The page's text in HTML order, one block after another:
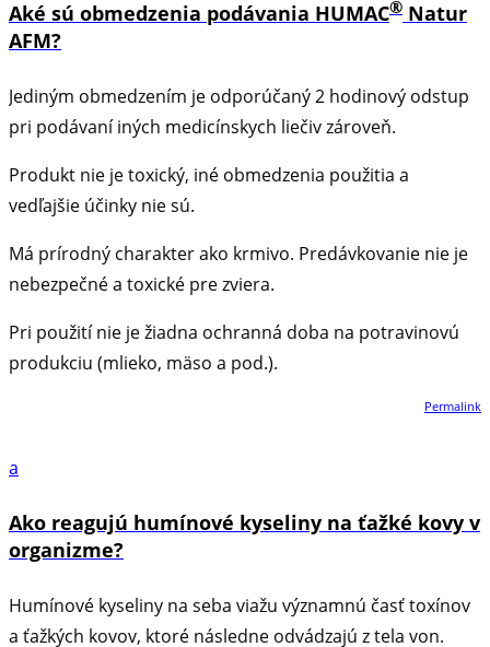
Aké sú obmedzenia podávania HUMAC® Natur
AFM?
Jediným obmedzením je odporúčaný 2 hodinový odstup
pri podávaní iných medicínskych liečiv zároveň.
Produkt nie je toxický, iné obmedzenia použitia a
vedľajšie účinky nie sú.
Má prírodný charakter ako krmivo. Predávkovanie nie je
nebezpečné a toxické pre zviera.
Pri použití nie je žiadna ochranná doba na potravinovú
produkciu (mlieko, mäso a pod.).
Permalink
a
Ako reagujú humínové kyseliny na ťažké kovy v
organizme?
Humínové kyseliny na seba viažu významnú časť toxínov
a ťažkých kovov, ktoré následne odvádzajú z tela von.